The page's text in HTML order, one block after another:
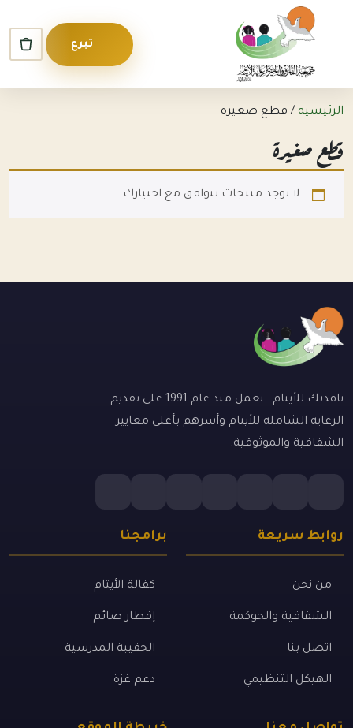
Skip to content
Skip to footer
تبرع
الرئيسية / قطع صغيرة
قطع صغيرة
لا توجد منتجات تتوافق مع اختيارك.
نافذتك للأيتام - نعمل منذ عام 1991 على تقديم
الرعاية الشاملة للأيتام وأسرهم بأعلى معايير
الشفافية والموثوقية.
روابط سريعة
من نحن
الشفافية والحوكمة
اتصل بنا
الهيكل التنظيمي
برامجنا
كفالة الأيتام
إفطار صائم
الحقيبة المدرسية
دعم غزة